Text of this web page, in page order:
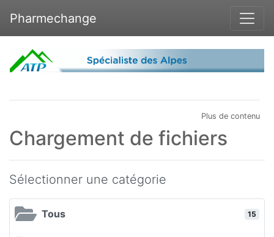
Pharmechange
Plus de contenu
Chargement de fichiers
Sélectionner une catégorie
Tous 15